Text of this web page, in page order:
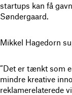
startups kan få
Søndergaard.
Mikkel Hagedorn
”Det er tænkt som
mindre kreative
reklamerelaterede